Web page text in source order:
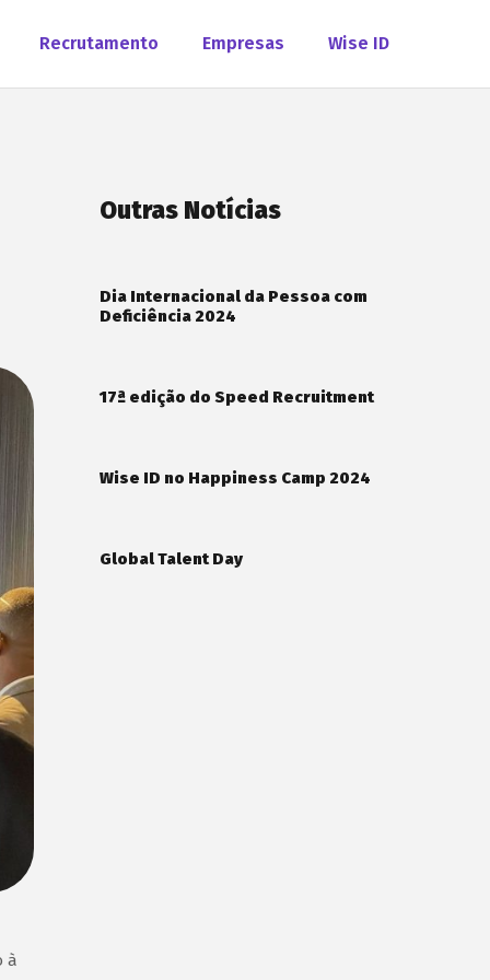
Recrutamento Empresas Wise ID
à
Outras Notícias
Dia Internacional da Pessoa com
Deficiência 2024
17ª edição do Speed Recruitment
Wise ID no Happiness Camp 2024
Global Talent Day